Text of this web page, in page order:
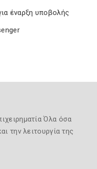
έναρξη υποβολής
Όλα όσα
την λειτουργία της